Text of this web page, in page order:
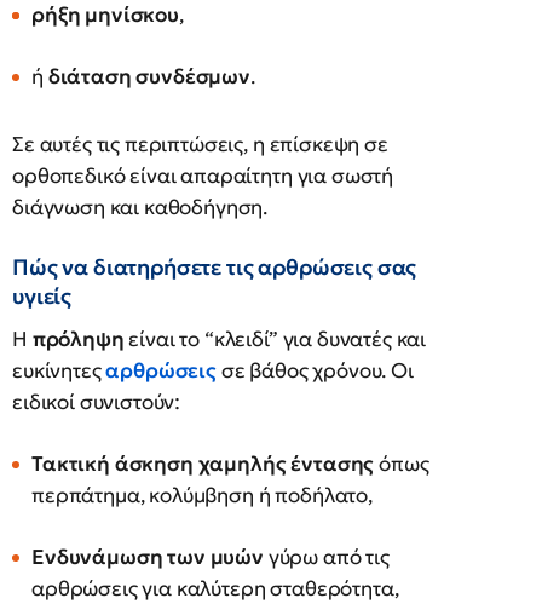
ρήξη μηνίσκου,
ή διάταση συνδέσμων.
Σε αυτές τις περιπτώσεις, η επίσκεψη σε
ορθοπεδικό είναι απαραίτητη για σωστή
διάγνωση και καθοδήγηση.
Πώς να διατηρήσετε τις αρθρώσεις σας
υγιείς
Η πρόληψηείναι το “κλειδί” για δυνατές και
ευκίνητεςαρθρώσειςσε βάθος χρόνου. Οι
ειδικοί συνιστούν:
Τακτική άσκηση χαμηλής έντασηςόπως
περπάτημα, κολύμβηση ή ποδήλατο,
Ενδυνάμωση των μυών γύρω από τις
αρθρώσεις για καλύτερη σταθερότητα,